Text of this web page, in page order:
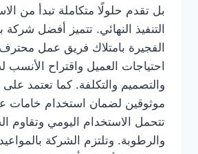
بل تقدم حلولًا متكاملة تبدأ من
التنفيذ النهائي. تتميز أفضل شركة
الفجيرة بامتلاك فريق عمل
احتياجات العميل واقتراح
والتصميم والتكلفة. كما تعتمد
موثوقين لضمان استخدام خامات
تتحمل الاستخدام اليومي وتقاوم
والرطوبة. وتلتزم الشركة